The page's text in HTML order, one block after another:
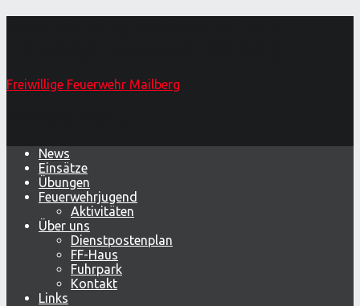
Freiwillige Feuerwehr Mailberg
News
Einsätze
Übungen
Feuerwehrjugend
Aktivitäten
Über uns
Dienstpostenplan
FF-Haus
Fuhrpark
Kontakt
Links